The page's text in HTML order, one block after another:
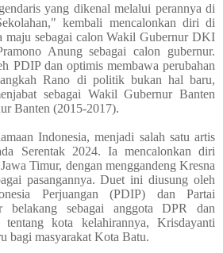
yang dikenal melalui perannya di
kembali mencalonkan diri di
sebagai calon Wakil Gubernur DKI
Anung sebagai calon gubernur.
PDIP dan optimis membawa perubahan
Rano di politik bukan hal baru,
sebagai Wakil Gubernur Banten
Banten (2015-2017).
Indonesia, menjadi salah satu artis
Serentak 2024. Ia mencalonkan diri
Timur, dengan menggandeng Kresna
pasangannya. Duet ini diusung oleh
Perjuangan (PDIP) dan Partai
belakang sebagai anggota DPR dan
tentang kota kelahirannya, Krisdayanti
bagi masyarakat Kota Batu.